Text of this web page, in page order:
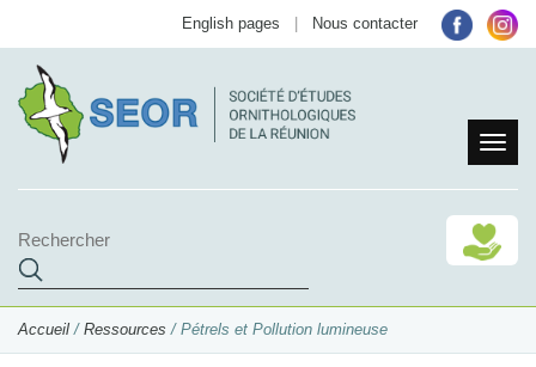
English pages Nous contacter
Accueil / Ressources / Pétrels et Pollution lumineuse